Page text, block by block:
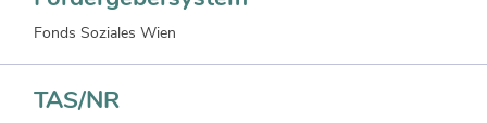
Fonds Soziales Wien
TAS/NR